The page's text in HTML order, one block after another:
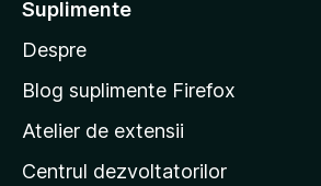
p
e
a
g
Suplimente
Despre
Blog suplimente Firefox
Atelier de extensii
Centrul dezvoltatorilor